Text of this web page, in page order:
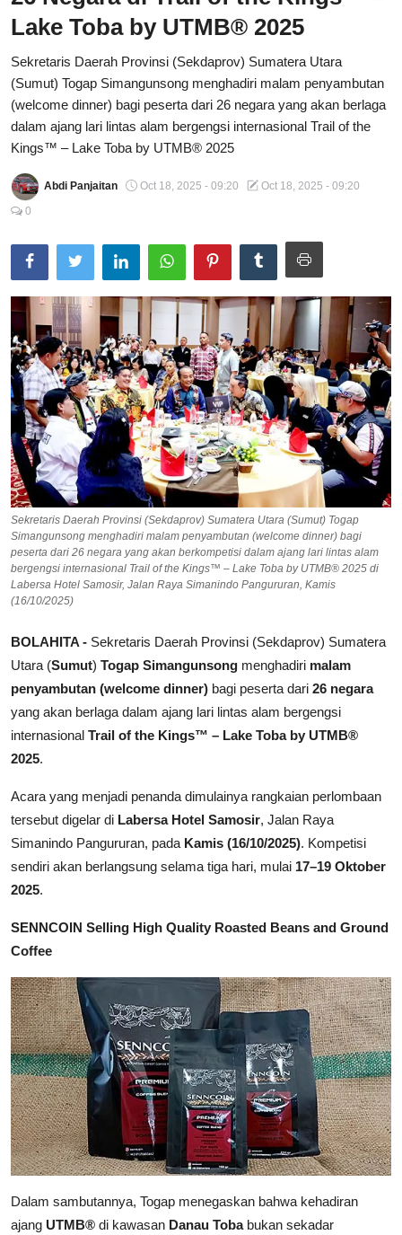
Total Sports
Contact
Pedoman Media Siber
Lake Toba by UTMB® 2025
Sekretaris Daerah Provinsi (Sekdaprov) Sumatera Utara
(Sumut) Togap Simangunsong menghadiri malam penyambutan
(welcome dinner) bagi peserta dari 26 negara yang akan berlaga
dalam ajang lari lintas alam bergengsi internasional Trail of the
Kings™ – Lake Toba by UTMB® 2025
Abdi Panjaitan Oct 18, 2025 - 09:20
Oct 18, 2025 - 09:20
0
Sekretaris Daerah Provinsi (Sekdaprov) Sumatera Utara (Sumut) Togap
Simangunsong menghadiri malam penyambutan (welcome dinner) bagi
peserta dari 26 negara yang akan berkompetisi dalam ajang lari lintas alam
bergengsi internasional Trail of the Kings™ – Lake Toba by UTMB® 2025 di
Labersa Hotel Samosir, Jalan Raya Simanindo Pangururan, Kamis
(16/10/2025)
BOLAHITA - Sekretaris Daerah Provinsi (Sekdaprov) Sumatera
Utara (Sumut) Togap Simangunsong menghadiri malam
penyambutan (welcome dinner) bagi peserta dari 26 negara
yang akan berlaga dalam ajang lari lintas alam bergengsi
internasional Trail of the Kings™ – Lake Toba by UTMB®
2025.
Acara yang menjadi penanda dimulainya rangkaian perlombaan
tersebut digelar di Labersa Hotel Samosir, Jalan Raya
Simanindo Pangururan, pada Kamis (16/10/2025). Kompetisi
sendiri akan berlangsung selama tiga hari, mulai 17–19 Oktober
2025.
SENNCOIN Selling High Quality Roasted Beans and Ground
Coffee
Dalam sambutannya, Togap menegaskan bahwa kehadiran
ajang UTMB® di kawasan Danau Tobabukan sekadar